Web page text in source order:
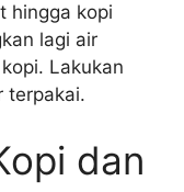
hingga kopi
lagi air
Lakukan
terpakai.
dan